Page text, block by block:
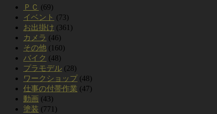
ＰＣ (69)
イベント (73)
お出掛け (361)
カメラ (46)
その他 (160)
バイク (48)
プラモデル (28)
ワークショップ(48)
仕事の付帯作業 (47)
動画 (43)
塗装 (771)